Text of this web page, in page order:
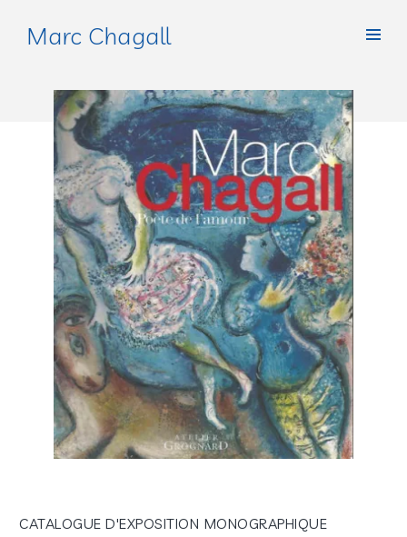
Marc Chagall
CATALOGUE D'EXPOSITION MONOGRAPHIQUE